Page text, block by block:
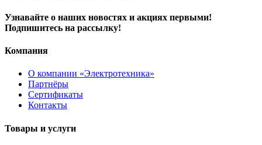
Узнавайте о наших новостях и акциях первыми!
Подпишитесь на рассылку!
Компания
О компании «Электротехника»
Партнёры
Сертификаты
Контакты
Товары и услуги